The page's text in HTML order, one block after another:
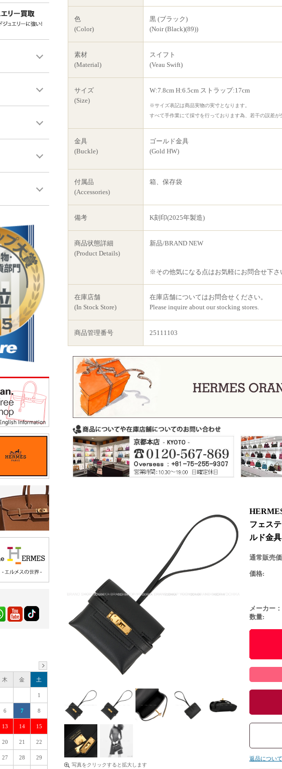
色
(Color)
黒 (ブラック)
(Noir (Black)(89))
素材
(Material)
スイフト
(Veau Swift)
サイズ
(Size)
W:7.8cm H:6.5cm ストラップ:17cm
※サイズ表記は商品実物の実寸となります。
すべて手作業にて採寸を行っております為、若干の誤差
金具
(Buckle)
ゴールド金具
(Gold HW)
付属品
(Accessories)
箱、保存袋
備考 K刻印(2025年製造)
商品状態詳細
(Product Details)
新品/BRAND NEW
※その他気になる点はお気軽にお問合せ下さ
在庫店舗
(In Stock Store)
在庫店舗についてはお問合せください。
Please inquire about our stocking stores.
商品管理番号 25111103
写真をクリックすると拡大します
フェス
ルド金
通常販売
価格:
メーカー：
数量:
返品につい
木 金 土
1
6 7 8
13 14 15
20 21 22
27 28 29